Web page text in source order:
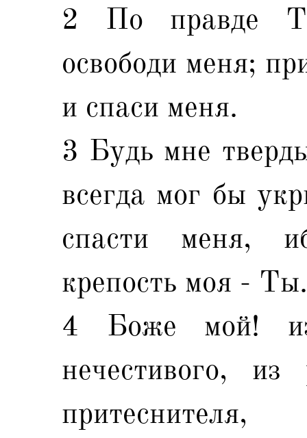
2 По правде
освободи меня;
и спаси меня.
3 Будь мне
всегда мог бы
спасти меня,
крепость моя - Ты.
4 Боже мой!
нечестивого,
притеснителя,